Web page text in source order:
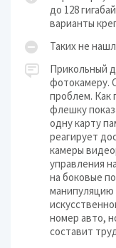
до 128
варианты
Таких не
Прикольный
фотокамеру.
проблем. Как
флешку
одну карту
реагирует
камеры
управления
на боковые
манипуляцию
номер авто,
составит